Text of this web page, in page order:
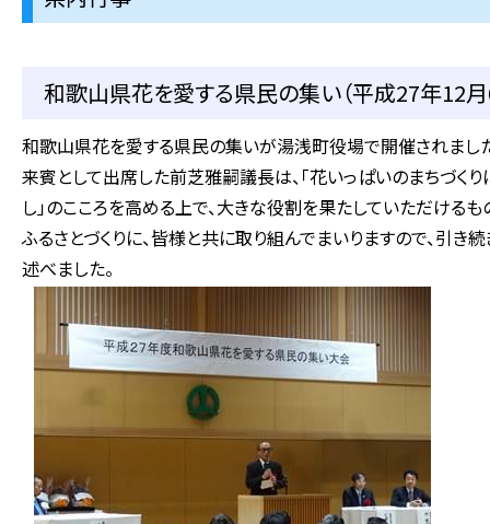
和歌山県花を愛する県民の集い（平成27年12月
和歌山県花を愛する県民の集いが湯浅町役場で開催されまし
来賓として出席した前芝雅嗣議長は、「花いっぱいのまちづく
し」のこころを高める上で、大きな役割を果たしていただける
ふるさとづくりに、皆様と共に取り組んでまいりますので、引き
述べました。